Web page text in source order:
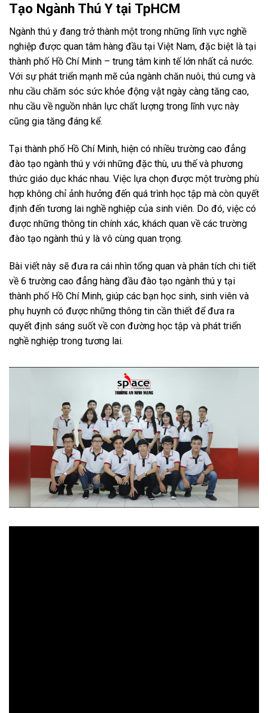
Tạo Ngành Thú Y tại TpHCM
Ngành thú y đang trở thành một trong những lĩnh vực nghề
nghiệp được quan tâm hàng đầu tại Việt Nam, đặc biệt là tại
thành phố Hồ Chí Minh – trung tâm kinh tế lớn nhất cả nước.
Với sự phát triển mạnh mẽ của ngành chăn nuôi, thú cưng và
nhu cầu chăm sóc sức khỏe động vật ngày càng tăng cao,
nhu cầu về nguồn nhân lực chất lượng trong lĩnh vực này
cũng gia tăng đáng kể.
Tại thành phố Hồ Chí Minh, hiện có nhiều trường cao đẳng
đào tạo ngành thú y với những đặc thù, ưu thế và phương
thức giáo dục khác nhau. Việc lựa chọn được một trường phù
hợp không chỉ ảnh hưởng đến quá trình học tập mà còn quyết
định đến tương lai nghề nghiệp của sinh viên. Do đó, việc có
được những thông tin chính xác, khách quan về các trường
đào tạo ngành thú y là vô cùng quan trọng.
Bài viết này sẽ đưa ra cái nhìn tổng quan và phân tích chi tiết
về 6 trường cao đẳng hàng đầu đào tạo ngành thú y tại
thành phố Hồ Chí Minh, giúp các bạn học sinh, sinh viên và
phụ huynh có được những thông tin cần thiết để đưa ra
quyết định sáng suốt về con đường học tập và phát triển
nghề nghiệp trong tương lai.